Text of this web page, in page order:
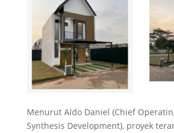
Menurut Aldo Daniel (Chief
Synthesis Development), proyek